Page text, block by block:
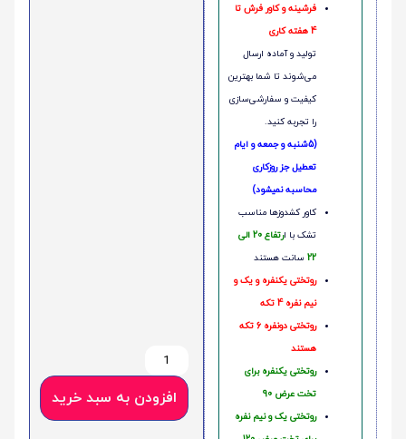
فرشینه و کاور فرش تا
4 هفته کاری
تولید و آماده ارسال
می‌شوند تا شما بهترین
کیفیت و سفارشی‌سازی
را تجربه کنید.
(5شنبه و جمعه و ایام
تعطیل جز روزکاری
محاسبه نمیشود)
کاور کشدوزها مناسب
تشک با ا
رتفاع 20 الی
22 سانت هستند
روتختی یکنفره و یک و
نیم نفره 4 تکه
روتختی دونفره 6 تکه
هستند
روتختی یکنفره برای
تخت عرض 90
روتختی یک و نیم نفره
افزودن به سبد خرید